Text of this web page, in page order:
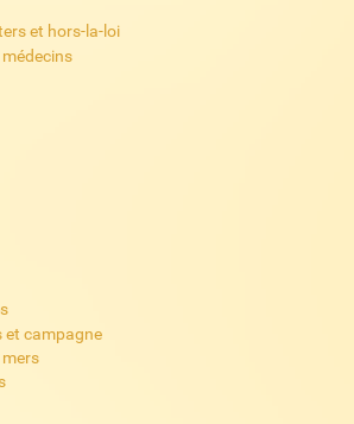
et hors-la-loi
et campagne
mers